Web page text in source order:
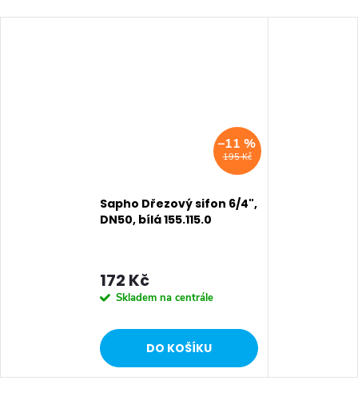
195 Kč
–11 %
Sapho Dřezový sifon 6/4",
DN50, bílá 155.115.0
172 Kč
Skladem na centrále
DO KOŠÍKU